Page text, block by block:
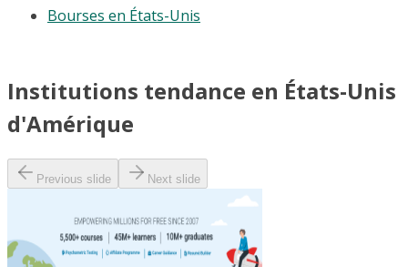
Bourses en États-Unis
Institutions tendance en États-Unis
d'Amérique
Previous slide Next slide